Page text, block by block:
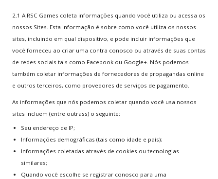
2.1 A RSC Games coleta informações quando você utiliza ou acessa os
nossos Sites. Esta informação é sobre como você utiliza os nossos
sites, incluindo em qual dispositivo, e pode incluir informações que
você forneceu ao criar uma contra conosco ou através de suas contas
de redes sociais tais como Facebook ou Google+. Nós podemos
também coletar informações de fornecedores de propagandas online
e outros terceiros, como provedores de serviços de pagamento.
As informações que nós podemos coletar quando você usa nossos
sites incluem (entre outrass) o seguinte:
Seu endereço de IP;
Informações demográficas (tais como idade e país);
Informações coletadas através de cookies ou tecnologias
similares;
Quando você escolhe se registrar conosco para uma
V0.8 Super Smash Flash 2
Tennis
Table Soccer
8 Ball Pool
TERMOSLEGAIS
Termos do Site
Política de Privacidade
Informação aos Pais
Política de Cookies
Política de Trocas